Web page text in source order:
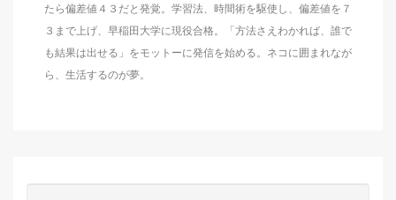
たら偏差値４３だと発覚。学習法、時間術を駆使し、偏差値を７
３まで上げ、早稲田大学に現役合格。「方法さえわかれば、誰で
も結果は出せる」をモットーに発信を始める。ネコに囲まれなが
ら、生活するのが夢。